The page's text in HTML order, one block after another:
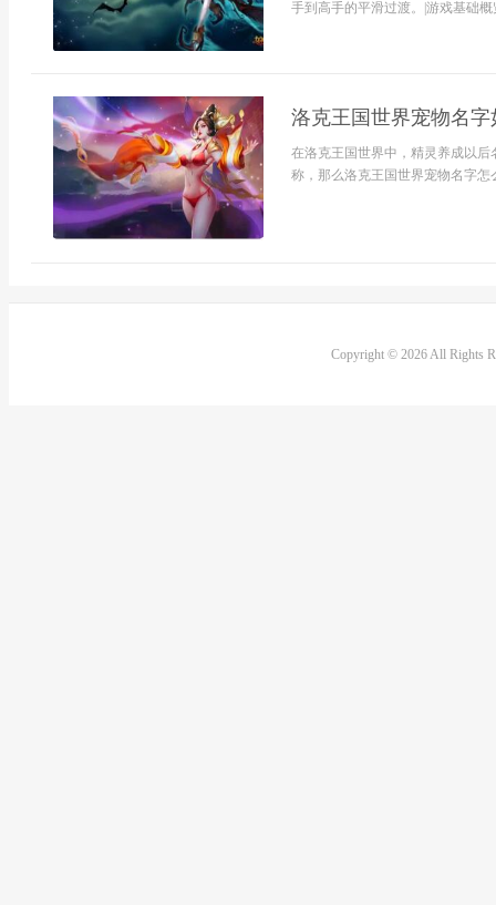
手到高手的平滑过渡。|游戏基础
洛克王国世界宠物名
在洛克王国世界中，精灵养成以
称，那么洛克王国世界宠物名字
Copyright © 2026 All Rights